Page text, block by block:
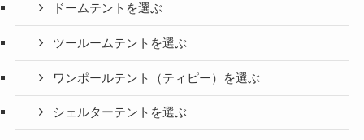
ドームテントを選ぶ
ツールームテントを選ぶ
ワンポールテント（ティピー）を選ぶ
シェルターテントを選ぶ